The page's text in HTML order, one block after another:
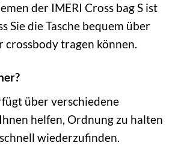
der IMERI Cross bag S ist
Sie die Tasche bequem über
crossbody tragen können.
über verschiedene
helfen, Ordnung zu halten
wiederzufinden.